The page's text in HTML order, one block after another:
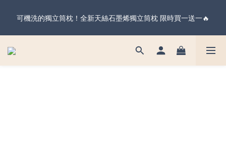
下單 父親節前到貨 ✨
可機洗的獨立筒枕！全新天絲石墨烯獨立筒枕 限時買一送一🔥
暖心父親節・天絲全系列＆純棉雙層紗 不限金額 享 88 折！現在